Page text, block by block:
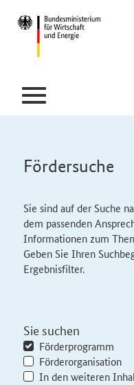
Fördersuche
Sie sind auf der Suche
dem passenden
Informationen zum
Geben Sie Ihren
Ergebnisfilter.
Sie suchen
Förderprogramm
Förderorganisation
In den weiteren